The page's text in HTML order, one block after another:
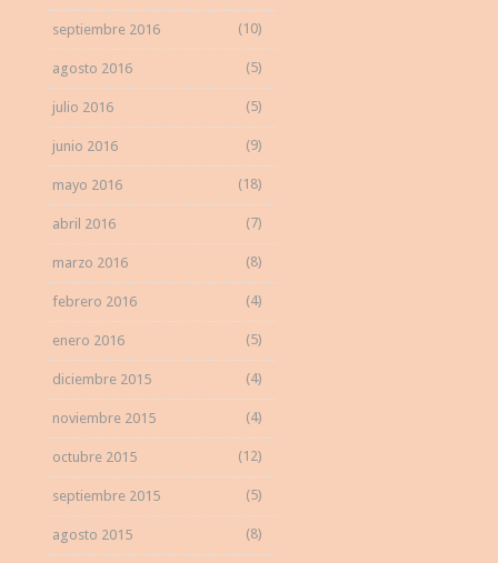
septiembre 2016 (10)
agosto 2016 (5)
julio 2016 (5)
junio 2016 (9)
mayo 2016 (18)
abril 2016 (7)
marzo 2016 (8)
febrero 2016 (4)
enero 2016 (5)
diciembre 2015 (4)
noviembre 2015 (4)
octubre 2015 (12)
septiembre 2015 (5)
agosto 2015 (8)